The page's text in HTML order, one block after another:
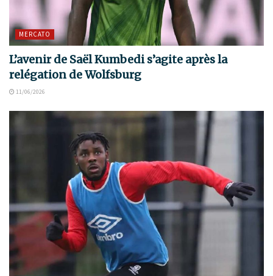
MERCATO
L’avenir de Saël Kumbedi s’agite après la
relégation de Wolfsburg
11/06/2026